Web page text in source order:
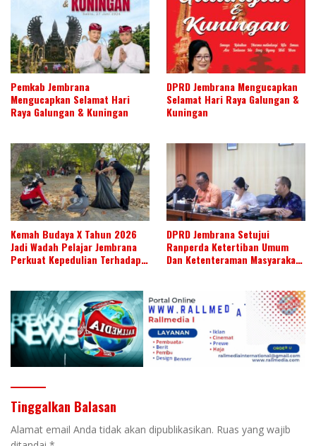
Pemkab Jembrana
Mengucapkan Selamat Hari
Raya Galungan & Kuningan
DPRD Jembrana Mengucapkan
Selamat Hari Raya Galungan &
Kuningan
Kemah Budaya X Tahun 2026
Jadi Wadah Pelajar Jembrana
Perkuat Kepedulian Terhadap
DPRD Jembrana Setujui
Ranperda Ketertiban Umum
Dan Ketenteraman Masyarakat
Tinggalkan Balasan
Alamat email Anda tidak akan dipublikasikan. Ruas yang wajib